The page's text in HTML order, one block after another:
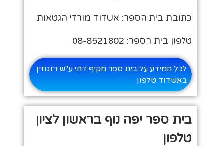
כתובת בית הספר: אשדוד מורדי הגטאות
טלפון בית הספר: 08-8521802
לכל המידע על בית ספר מקיף דתי ע"ש רוגוזין
באשדוד טלפון
בית ספר יפה נוף בראשון לציון
טלפון